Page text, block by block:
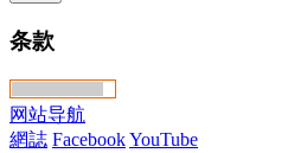
条款
网站导航
網誌 FacebookYouTube